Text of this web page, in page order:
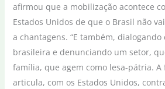
afirmou que a mobilização acontece
Estados Unidos de que o Brasil não
a chantagens. “E também, dialogando
brasileira e denunciando um setor,
família, que agem como lesa-pátria. A
articula, com os Estados Unidos,